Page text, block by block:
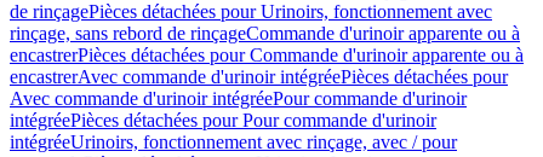
de rinçagePièces détachées pour Urinoirs, fonctionnement avec
rinçage, sans rebord de rinçageCommande d'urinoir apparente ou à
encastrerPièces détachées pour Commande d'urinoir apparente ou à
encastrerAvec commande d'urinoir intégréePièces détachées pour
Avec commande d'urinoir intégréePour commande d'urinoir
intégréePièces détachées pour Pour commande d'urinoir
intégréeUrinoirs, fonctionnement avec rinçage, avec / pour